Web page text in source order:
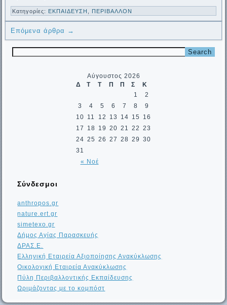
Κατηγορίες: ΕΚΠΑΙΔΕΥΣΗ ΠΕΡΙΒΑΛΛΟΝ
Επόμενα άρθρα →
Αύγουστος 2026
Δ
Τ Τ Π Π Σ Κ
« Νοέ
1
2
3
4 5 6 7 8
9
10 11 12 13 14 15
16
17
18 19 20 21 22 23
24 25 26 27 28 29 30
31
Σύνδεσμοι
anthropos.gr
nature.ert.gr
simetexo.gr
Δήμος Αγίας Παρασκευής
ΔΡΑΣ.Ε.
Ελληνική Εταιρεία Αξιοποίησης Ανακύκλωσης
Οικολογική Εταιρεία Ανακύκλωσης
Πύλη Περιβαλλοντικής Εκπαίδευσης
Ωριμάζοντας με το κομπόστ